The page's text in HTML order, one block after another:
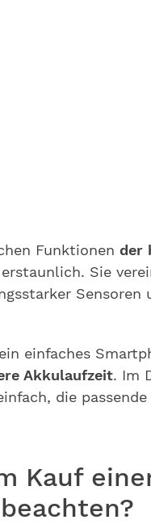
Funktionen der
Sie
Sensoren
einfaches
Akkulaufzeit. Im
die passende
Kauf